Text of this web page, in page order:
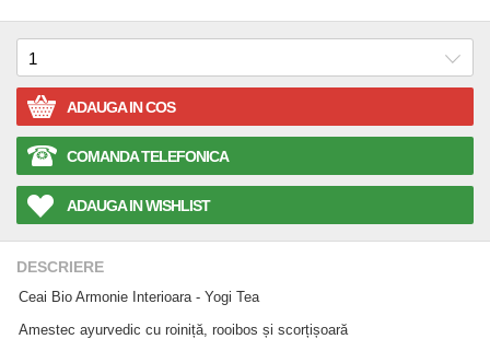
ADAUGA IN COS
COMANDA TELEFONICA
ADAUGA IN WISHLIST
DESCRIERE
Ceai Bio Armonie Interioara - Yogi Tea
Amestec ayurvedic cu roiniță, rooibos și scorțișoară